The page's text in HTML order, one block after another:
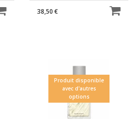
38,50 €
Produit disponible
avec d'autres
options